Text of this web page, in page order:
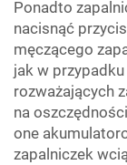
Ponadto
nacisnąć
męczącego
jak w
rozważających
na
one
zapalniczek